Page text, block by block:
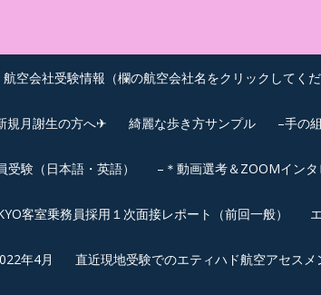
点数UPｽｸｰﾙ
航空会社受験情報（欄の航空会社名をクリックしてくだ
規月謝生の方へ✈ 綺麗な歩き方サンプル –手の
験（日本語・英語） –＊動画選考＆ZOOMイン
客室乗務員採用１次面接レポート（前回一般）
年4月 直近現地受験でのエティハド航空アセスメ